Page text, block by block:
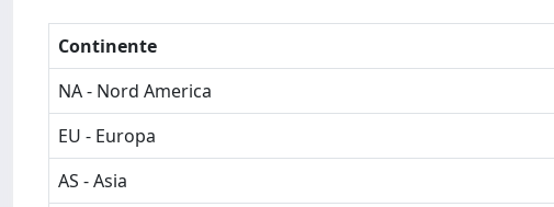
Continente
NA - Nord America
EU - Europa
AS - Asia